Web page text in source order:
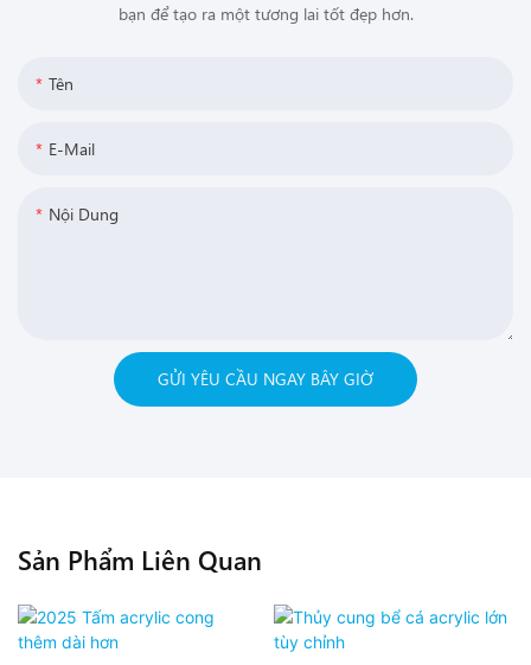
bạn để tạo ra một tương lai tốt đẹp hơn.
Tên
E-Mail
Nội Dung
GỬI YÊU CẦU NGAY BÂY GIỜ
Sản Phẩm Liên Quan